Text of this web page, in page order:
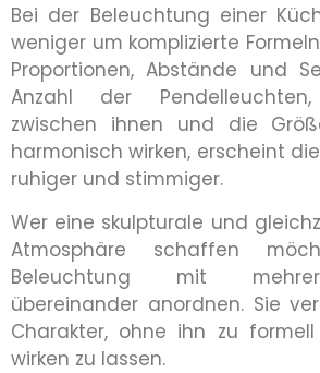
Bei der Beleuchtung einer
weniger um komplizierte
Proportionen, Abstände und
Anzahl der
zwischen ihnen und die
harmonisch wirken, erscheint
ruhiger und stimmiger.
Wer eine skulpturale und
Atmosphäre schaffen
Beleuchtung mit
übereinander anordnen. Sie
Charakter, ohne ihn zu
wirken zu lassen.